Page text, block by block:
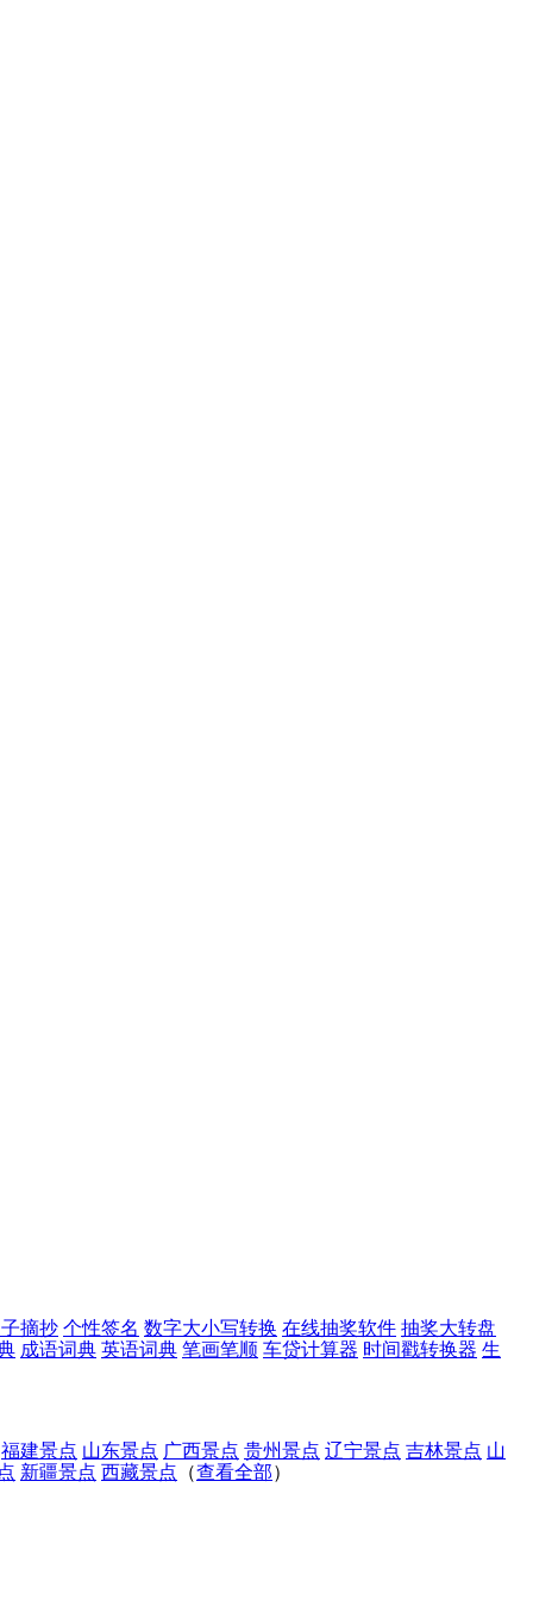
摘抄 个性签名 数字大小写转换 在线抽奖软件 抽奖大转盘
成语词典 英语词典 笔画笔顺 车贷计算器 时间戳转换器 生
福建景点 山东景点 广西景点 贵州景点 辽宁景点 吉林景点 山
新疆景点 西藏景点 （查看全部）